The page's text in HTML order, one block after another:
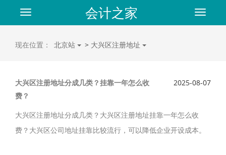
Toggle
Toggle
navigation
会计之家
现在位置： 北京站 > 大兴区注册地址
大兴区注册地址分成几类？挂靠一年怎么收
费？
2025-08-07
大兴区注册地址分成几类？大兴区注册地址挂靠一年怎么收
费？大兴区公司地址挂靠比较流行，可以降低企业开设成本。